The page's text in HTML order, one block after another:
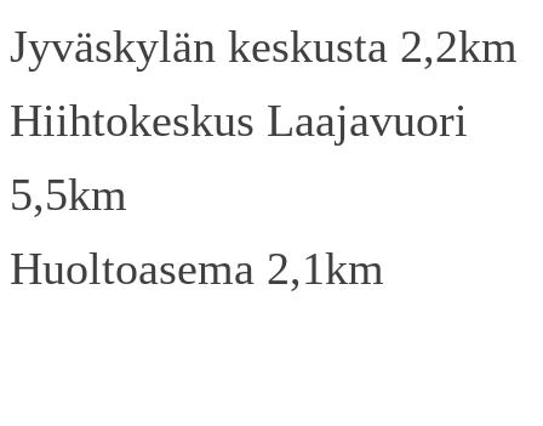
Jyväskylän keskusta 2,2km
Hiihtokeskus Laajavuori
5,5km
Huoltoasema 2,1km